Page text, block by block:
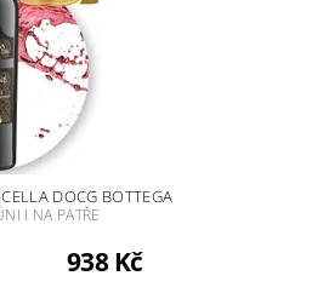
DOCG BOTTEGA
I NA PATŘE
938 Kč